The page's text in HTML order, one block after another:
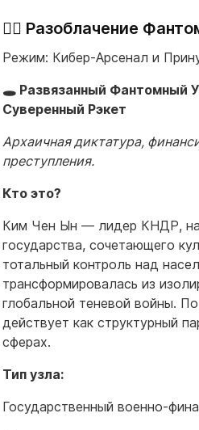
🕵️‍♂️ Разоблачение
Режим: Кибер-Арсенал и
🕳️ Развязанный Фантомный
Суверенный Рэкет
Архаичная диктатура,
преступления.
Кто это?
Ким Чен Ын — лидер КНДР,
государства, сочетающего
тотальный контроль над
трансформировалась из
глобальной теневой войны.
действует как структурный
сферах.
Тип узла:
Государственный военно-